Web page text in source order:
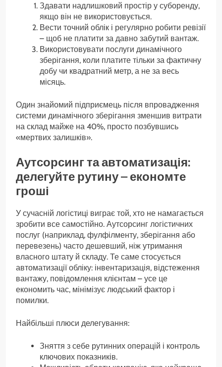
Здавати надлишковий простір у суборенду,
якщо він не використовується.
Вести точний облік і регулярно робити ревізії
– щоб не платити за давно забутий вантаж.
Використовувати послуги динамічного
зберігання, коли платите тільки за фактичну
добу чи квадратний метр, а не за весь
місяць.
Один знайомий підприємець після впровадження
системи динамічного зберігання зменшив витрати
на склад майже на 40%, просто позбувшись
«мертвих залишків».
Аутсорсинг та автоматизація:
делегуйте рутину – економте
гроші
У сучасній логістиці виграє той, хто не намагається
зробити все самостійно. Аутсорсинг логістичних
послуг (наприклад, фулфілменту, зберігання або
перевезень) часто дешевший, ніж утримання
власного штату й складу. Те саме стосується
автоматизації обліку: інвентаризація, відстеження
вантажу, повідомлення клієнтам – усе це
економить час, мінімізує людський фактор і
помилки.
Найбільші плюси делегування:
Зняття з себе рутинних операцій і контроль
ключових показників.